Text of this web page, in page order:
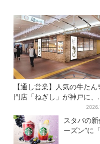
【通し営業】人気の牛たん
門店「ねぎし」が神戸に、
「想像しただけでお腹空
く…」SNSで喜びの声
スタバの
ーズン”に